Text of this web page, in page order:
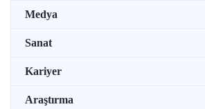
Medya
Sanat
Kariyer
Araştırma